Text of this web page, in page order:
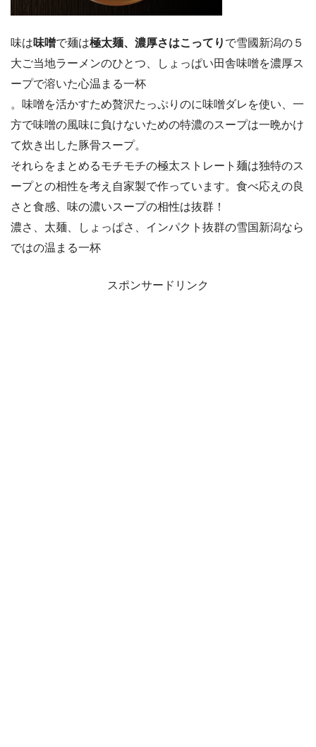
味は味噌で麺は極太麺、濃厚さはこってり で雪國新潟の５
大ご当地ラーメンのひとつ、しょっぱい田舎味噌を濃厚ス
ープで溶いた心温まる一杯
。味噌を活かすため贅沢たっぷりのに味噌ダレを使い、一
方で味噌の風味に負けないための特濃のスープは一晩かけ
て炊き出した豚骨スープ。
それらをまとめるモチモチの極太ストレート麺は独特のス
ープとの相性を考え自家製で作っています。食べ応えの良
さと食感、味の濃いスープの相性は抜群！
濃さ、太麺、しょっぱさ、インパクト抜群の雪国新潟なら
ではの温まる一杯
スポンサードリンク